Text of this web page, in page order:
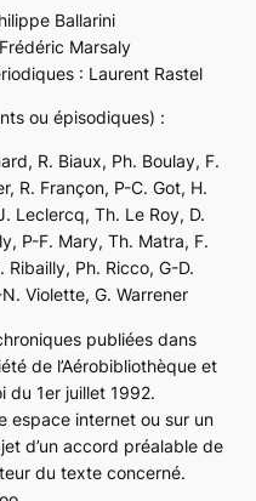
Ballarini
Marsaly
: Laurent Rastel
ou épisodiques) :
R. Biaux, Ph. Boulay, F.
R. Françon, P-C. Got, H.
Leclercq, Th. Le Roy, D.
P-F. Mary, Th. Matra, F.
Ribailly, Ph. Ricco, G-D.
Violette, G. Warrener
publiées dans
de l’Aérobibliothèque et
du 1er juillet 1992.
espace internet ou sur un
d’un accord préalable de
du texte concerné.